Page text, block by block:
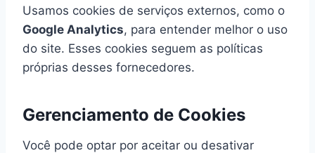
Usamos cookies de serviços externos, como o
Google Analytics, para entender melhor o uso
do site. Esses cookies seguem as políticas
próprias desses fornecedores.
Gerenciamento de Cookies
Você pode optar por aceitar ou desativar